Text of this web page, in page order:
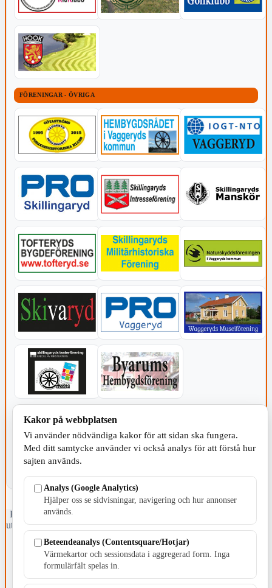
FÖRENINGAR - ÖVRIGA
Fristående webbtidningsföretag grundat 1991 som sedan 2002 ger
ut tidningen Skillingaryd.nu och 2010 lanserades Värnamo.nu. Från
april 2026 omfattar Skillingaryd.nu tre kommuner: Gnosjö,
Värnamo och Vaggeryds kommun.
Kontakta oss
E-post: redaktionen@skillingaryd.nu
Kakor på webbplatsen
Vi använder nödvändiga kakor för att sidan ska fungera.
Med ditt samtycke använder vi också analys för att förstå hur
sajten används.
Analys (Google Analytics)
Hjälper oss se sidvisningar, navigering och hur annonser
används.
Beteendeanalys (Contentsquare/Hotjar)
Värmekartor och sessionsdata i aggregerad form. Inga
formulärfält spelas in.